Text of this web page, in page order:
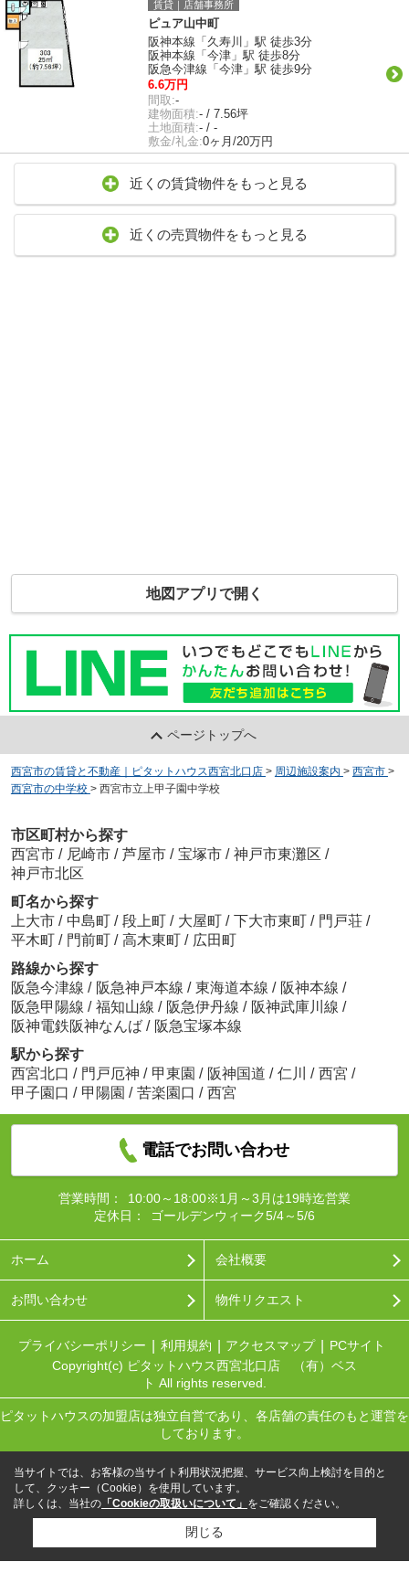
賃貸｜店舗事務所
ピュア山中町
阪神本線「久寿川」駅 徒歩3分
阪神本線「今津」駅 徒歩8分
阪急今津線「今津」駅 徒歩9分
6.6万円
間取:-
建物面積:- / 7.56坪
土地面積:- / -
敷金/礼金:0ヶ月/20万円
近くの賃貸物件をもっと見る
近くの売買物件をもっと見る
地図アプリで開く
ページトップへ
西宮市の賃貸と不動産｜ピタットハウス西宮北口店 > 周辺施設案内 > 西宮市 >
西宮市の中学校 > 西宮市立上甲子園中学校
市区町村から探す
西宮市 / 尼崎市 / 芦屋市 / 宝塚市 / 神戸市東灘区 /
神戸市北区
町名から探す
上大市 / 中島町 / 段上町 / 大屋町 / 下大市東町 / 門戸荘 /
平木町 / 門前町 / 高木東町 / 広田町
路線から探す
阪急今津線 / 阪急神戸本線 / 東海道本線 / 阪神本線 /
阪急甲陽線 / 福知山線 / 阪急伊丹線 / 阪神武庫川線 /
阪神電鉄阪神なんば / 阪急宝塚本線
駅から探す
西宮北口 / 門戸厄神 / 甲東園 / 阪神国道 / 仁川 / 西宮 /
甲子園口 / 甲陽園 / 苦楽園口 / 西宮
電話でお問い合わせ
営業時間：
10:00～18:00※1月～3月は19時迄営業
定休日：
ゴールデンウィーク5/4～5/6
ホーム 会社概要
お問い合わせ 物件リクエスト
プライバシーポリシー 利用規約 アクセスマップ
PCサイト
Copyright(c) ピタットハウス西宮北口店 （有）ベス
ト All rights reserved.
ピタットハウスの加盟店は独立自営であり、各店舗の責任のもと運営を
しております。
当サイトでは、お客様の当サイト利用状況把握、サービス向上検討を目的と
して、クッキー（Cookie）を使用しています。
詳しくは、当社の 「Cookieの取扱いについて」 をご確認ください。
閉じる